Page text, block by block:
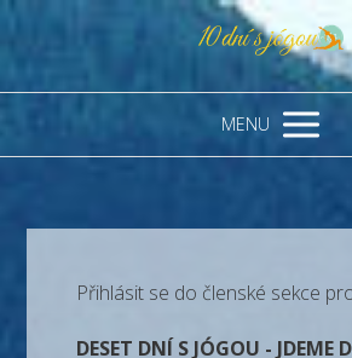
MENU
Přihlásit se do členské sekce
DESET DNÍ S JÓGOU - JDEME